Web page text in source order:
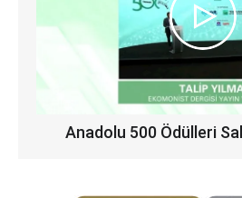
Anadolu 500 Ödülleri